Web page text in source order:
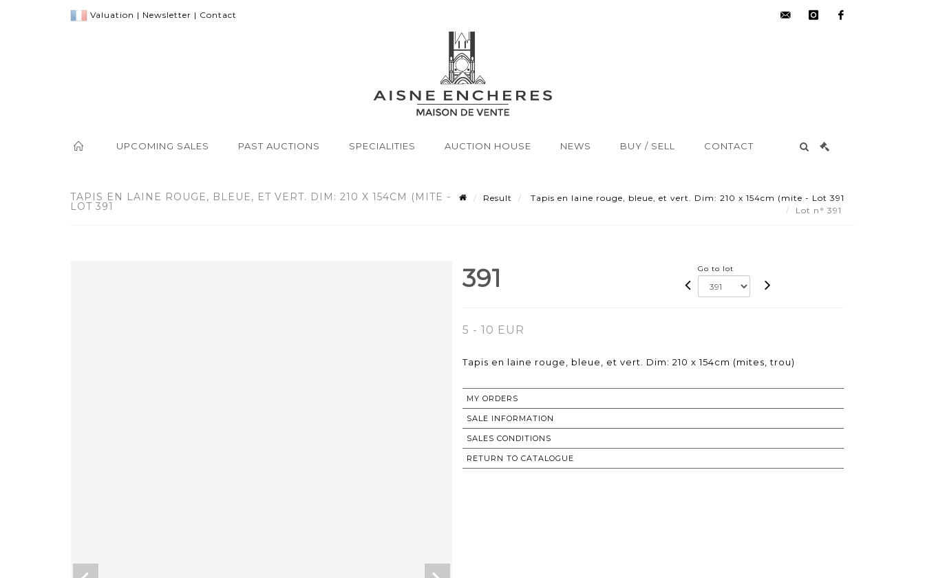
Valuation | Newsletter | Contact
UPCOMING SALES PAST AUCTIONS SPECIALITIES AUCTION HOUSE NEWS BUY / SELL CONTACT
TAPIS EN LAINE ROUGE, BLEUE, ET VERT. DIM: 210 X 154CM (MITE -
LOT 391
Result
Tapis en laine rouge, bleue, et vert. Dim: 210 x 154cm (mite - Lot 391
Lot n° 391
391 Go to lot
5 - 10 EUR
Tapis en laine rouge, bleue, et vert. Dim: 210 x 154cm (mites, trou)
MY ORDERS
SALE INFORMATION
SALES CONDITIONS
RETURN TO CATALOGUE